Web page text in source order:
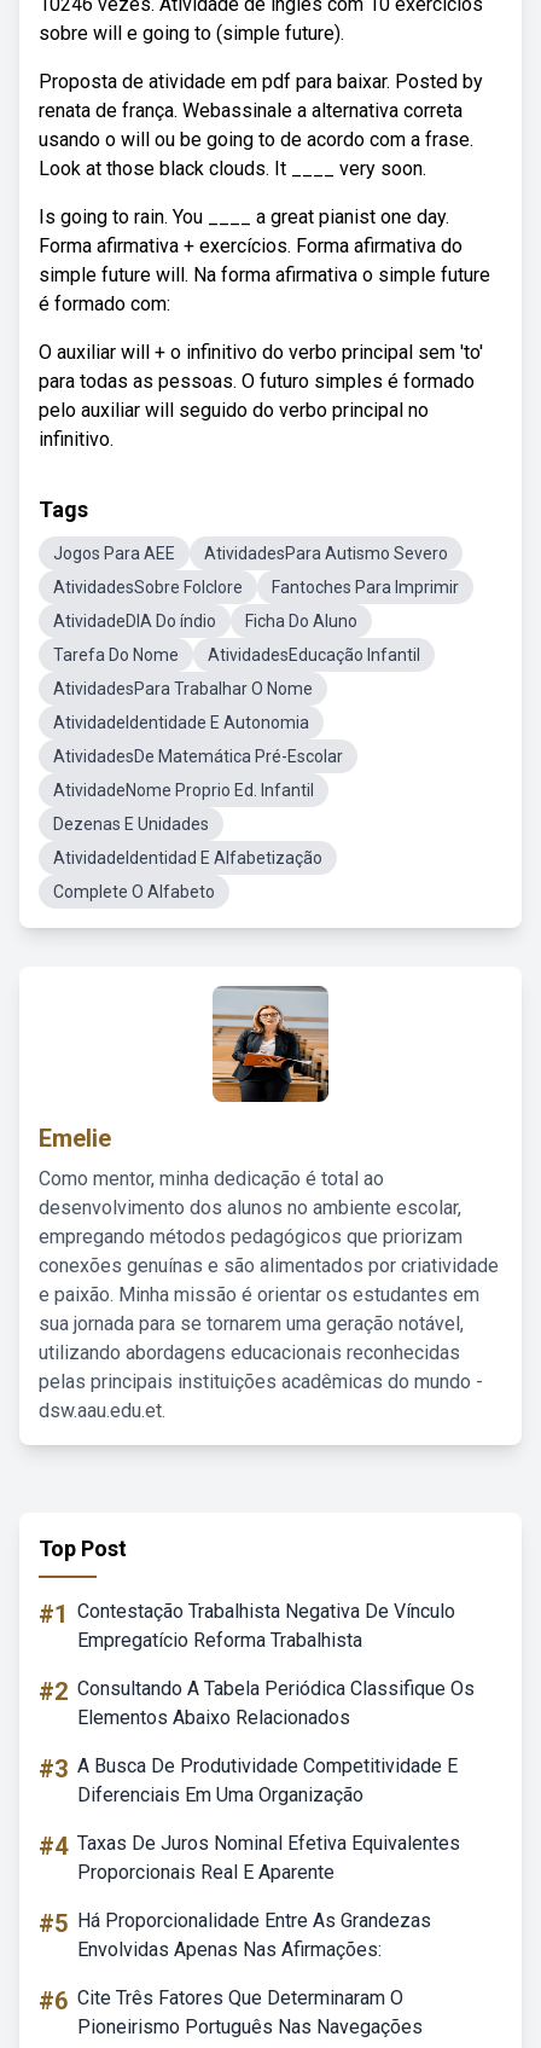
sobre will e going to (simple future).
Proposta de atividade em pdf para baixar. Posted by
renata de frança. Webassinale a alternativa correta
usando o will ou be going to de acordo com a frase.
Look at those black clouds. It ____ very soon.
Is going to rain. You ____ a great pianist one day.
Forma afirmativa + exercícios. Forma afirmativa do
simple future will. Na forma afirmativa o simple future
é formado com:
O auxiliar will + o infinitivo do verbo principal sem 'to'
para todas as pessoas. O futuro simples é formado
pelo auxiliar will seguido do verbo principal no
infinitivo.
Tags
Jogos Para AEE
AtividadesPara Autismo Severo
AtividadesSobre Folclore
Fantoches Para Imprimir
AtividadeDIA Do índio
Ficha Do Aluno
Tarefa Do Nome
AtividadesEducação Infantil
AtividadesPara Trabalhar O Nome
AtividadeIdentidade E Autonomia
AtividadesDe Matemática Pré-Escolar
AtividadeNome Proprio Ed. Infantil
Dezenas E Unidades
AtividadeIdentidad E Alfabetização
Complete O Alfabeto
Emelie
Como mentor, minha dedicação é total ao
desenvolvimento dos alunos no ambiente escolar,
empregando métodos pedagógicos que priorizam
conexões genuínas e são alimentados por criatividade
e paixão. Minha missão é orientar os estudantes em
sua jornada para se tornarem uma geração notável,
utilizando abordagens educacionais reconhecidas
pelas principais instituições acadêmicas do mundo -
dsw.aau.edu.et.
Top Post
#1 Contestação Trabalhista Negativa De Vínculo
Empregatício Reforma Trabalhista
#2 Consultando A Tabela Periódica Classifique Os
Elementos Abaixo Relacionados
#3 A Busca De Produtividade Competitividade E
Diferenciais Em Uma Organização
#4 Taxas De Juros Nominal Efetiva Equivalentes
Proporcionais Real E Aparente
#5 Há Proporcionalidade Entre As Grandezas
Envolvidas Apenas Nas Afirmações:
#6 Cite Três Fatores Que Determinaram O
Pioneirismo Português Nas Navegações